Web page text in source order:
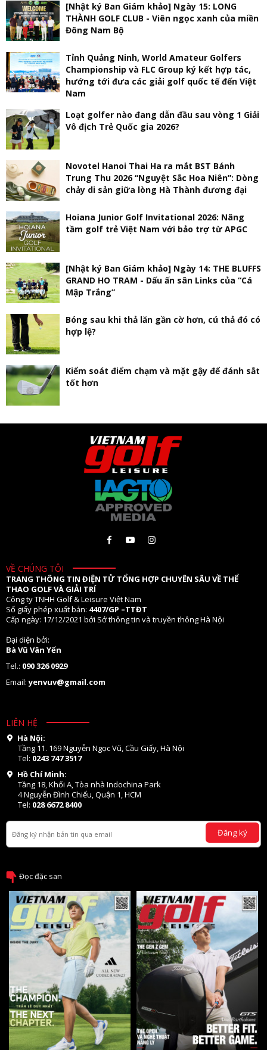
[Nhật ký Ban Giám khảo] Ngày 15: LONG
THÀNH GOLF CLUB - Viên ngọc xanh của miền
Đông Nam Bộ
Tỉnh Quảng Ninh, World Amateur Golfers
Championship và FLC Group ký kết hợp tác,
hướng tới đưa các giải golf quốc tế đến Việt
Nam
Loạt golfer nào đang dẫn đầu sau vòng 1 Giải
Vô địch Trẻ Quốc gia 2026?
Novotel Hanoi Thai Ha ra mắt BST Bánh
Trung Thu 2026 “Nguyệt Sắc Hoa Niên”: Dòng
chảy di sản giữa lòng Hà Thành đương đại
Hoiana Junior Golf Invitational 2026: Nâng
tầm golf trẻ Việt Nam với bảo trợ từ APGC
[Nhật ký Ban Giám khảo] Ngày 14: THE BLUFFS
GRAND HO TRAM - Dấu ấn sân Links của “Cá
Mập Trắng”
Bóng sau khi thả lăn gần cờ hơn, cú thả đó có
hợp lệ?
Kiểm soát điểm chạm và mặt gậy để đánh sắt
tốt hơn
VỀ CHÚNG TÔI
TRANG THÔNG TIN ĐIỆN TỬ TỔNG HỢP CHUYÊN SÂU VỀ THỂ
THAO GOLF VÀ GIẢI TRÍ
Công ty TNHH Golf & Leisure Việt Nam
Số giấy phép xuất bản: 4407/GP –TTĐT
Cấp ngày: 17/12/2021 bởi Sở thông tin và truyền thông Hà Nội
Đại diện bởi:
Bà Vũ Vân Yến
Tel.: 090 326 0929
Email:yenvuv@gmail.com
LIÊN HỆ
Hà Nội:
Tầng 11. 169 Nguyễn Ngọc Vũ, Cầu Giấy, Hà Nội
Tel: 0243 747 3517
Hồ Chí Minh:
Tầng 18, Khối A, Tòa nhà Indochina Park
4 Nguyễn Đình Chiểu, Quận 1, HCM
Tel: 028 6672 8400
Đăng ký
Đọc đặc san